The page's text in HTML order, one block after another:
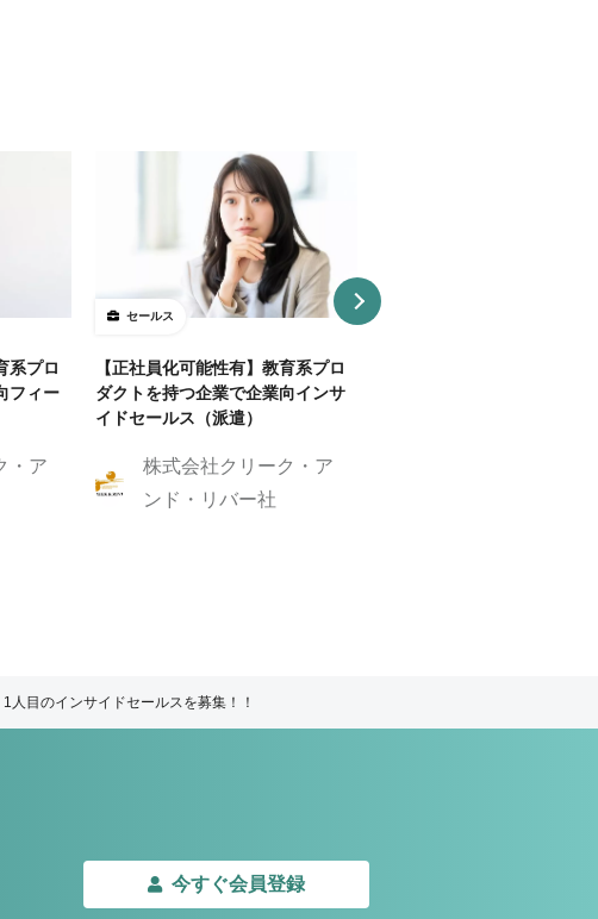
系プロ
フィー
・ア
セールス
【正社員化可能性有】教育系プロ
ダクトを持つ企業で企業向インサ
イドセールス（派遣）
株式会社クリーク・ア
ンド・リバー社
目のインサイドセールスを募集！！
今すぐ会員登録